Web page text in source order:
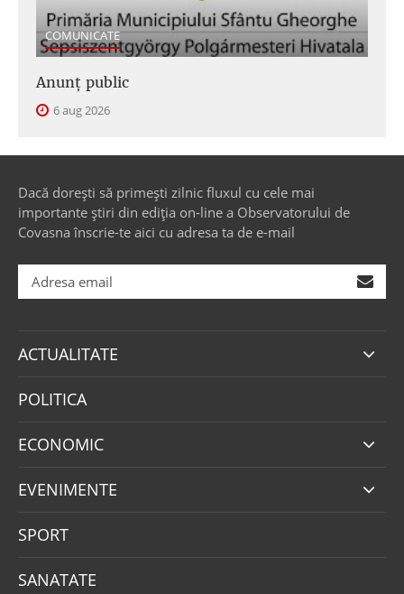
COMUNICATE
Anunţ public
6 aug 2026
Dacă dorești să primești zilnic fluxul cu cele mai
importante știri din ediția on-line a Observatorului de
Covasna înscrie-te aici cu adresa ta de e-mail
ACTUALITATE
POLITICA
ECONOMIC
EVENIMENTE
SPORT
SANATATE